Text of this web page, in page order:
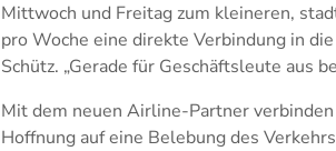
Mittwoch und Freitag zum kleineren,
pro Woche eine direkte Verbindung in
Schütz. „Gerade für Geschäftsleute aus
Mit dem neuen Airline-Partner
Hoffnung auf eine Belebung des